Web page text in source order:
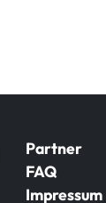
Partner
FAQ
Impressum